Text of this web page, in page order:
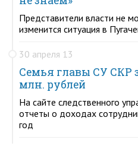
Представители власти не
изменится ситуация в
30 апреля 13
Семья главы СУ СКР
млн. рублей
На сайте следственного
отчеты о доходах
год